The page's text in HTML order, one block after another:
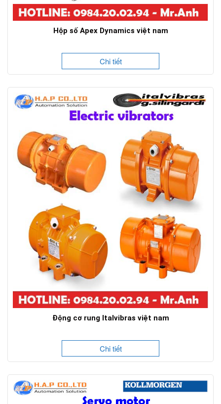
Hộp số Apex Dynamics việt nam
Chi tiết
Động cơ rung Italvibras việt nam
Chi tiết